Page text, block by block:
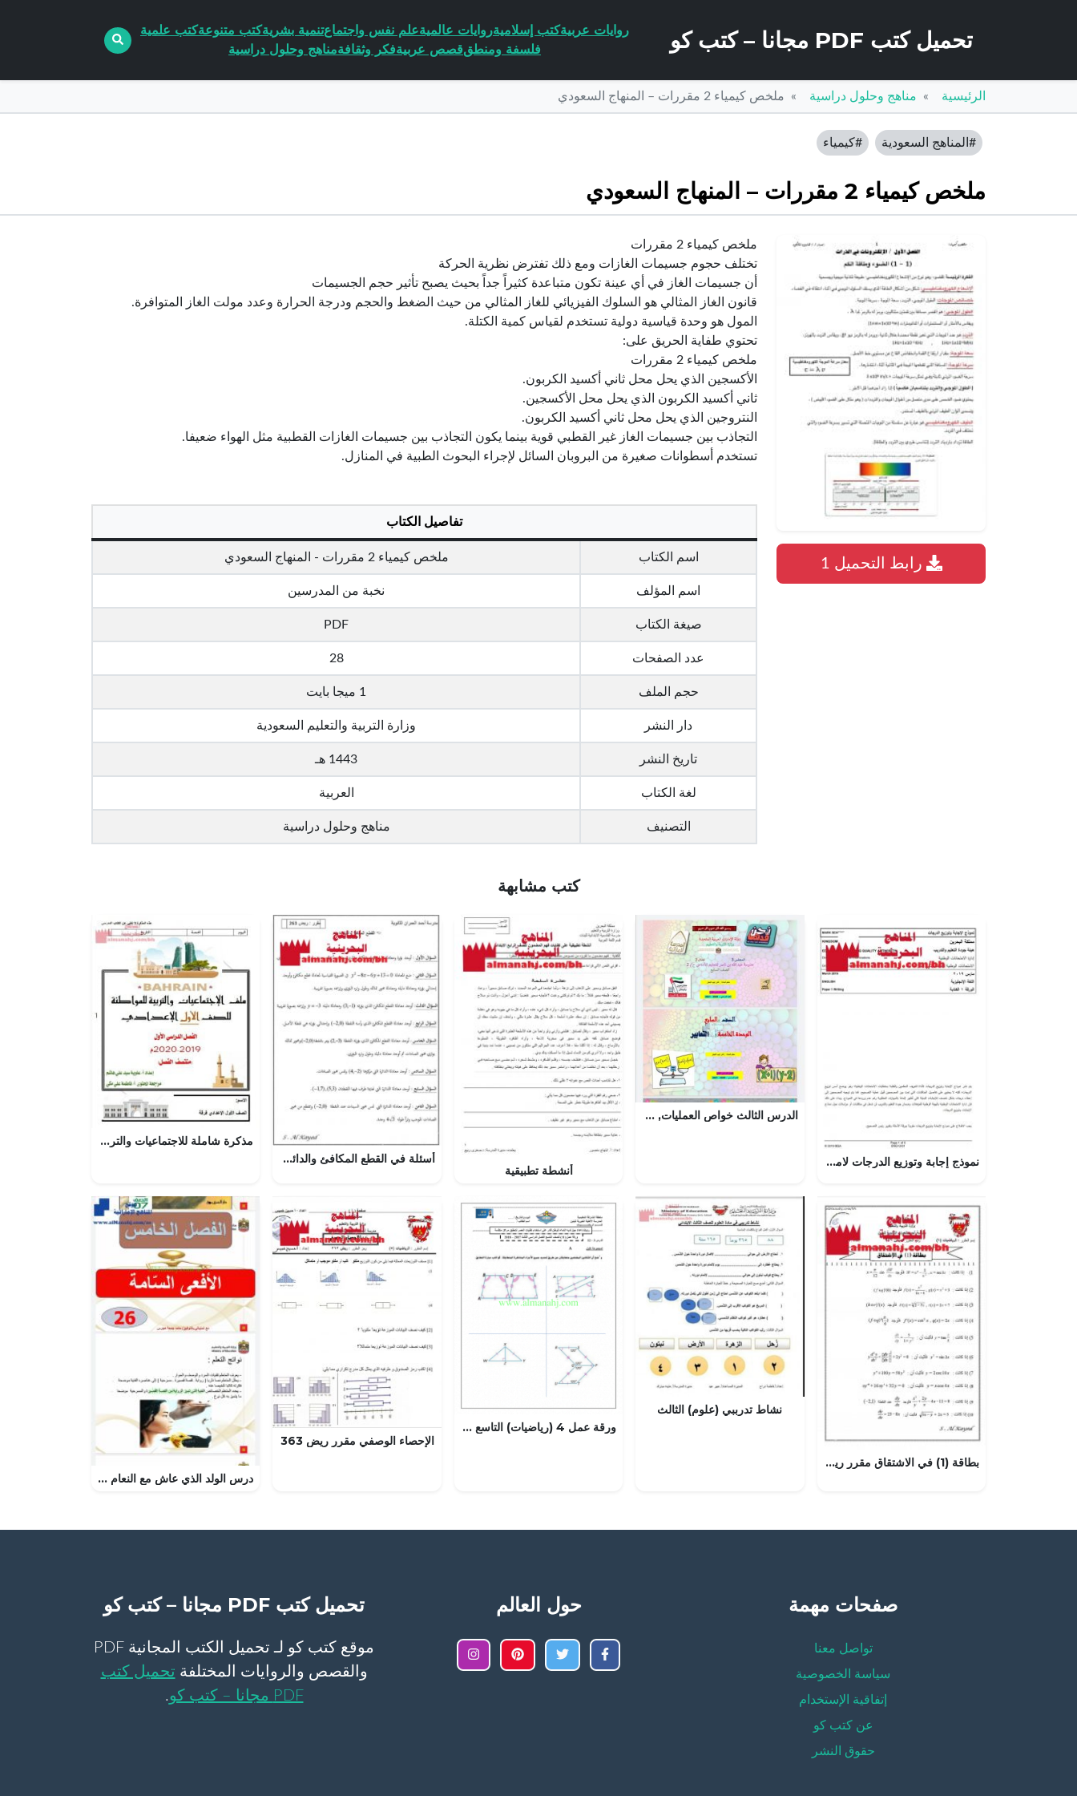
تحميل كتب PDF مجانا – كتب كو روايات عربيةكتب إسلاميةروايات عالميةعلم نفس واجتماعتنمية بشريةكتب متنوعةكتب علمية
فلسفة ومنطققصص عربيةفكر وثقافةمناهج وحلول دراسية
الرئيسية مناهج وحلول دراسية ملخص كيمياء 2 مقررات – المنهاج السعودي
#المناهج السعودية #كيمياء
ملخص كيمياء 2 مقررات – المنهاج السعودي
ملخص كيمياء 2 مقررات
تختلف حجوم جسيمات الغازات ومع ذلك تفترض نظرية الحركة
أن جسيمات الغاز في أي عينة تكون متباعدة كثيراً جداً بحيث يصبح تأثير حجم الجسيمات
قانون الغاز المثالي هو السلوك الفيزيائي للغاز المثالي من حيث الضغط والحجم ودرجة الحرارة وعدد مولت الغاز المتوافرة.
المول هو وحدة قياسية دولية تستخدم لقياس كمية الكتلة.
تحتوي طفاية الحريق على:
ملخص كيمياء 2 مقررات
الأكسجين الذي يحل محل ثاني أكسيد الكربون.
ثاني أكسيد الكربون الذي يحل محل الأكسجين.
النتروجين الذي يحل محل ثاني أكسيد الكربون.
التجاذب بين جسيمات الغاز غير القطبي قوية بينما يكون التجاذب بين جسيمات الغازات القطبية مثل الهواء ضعيفا.
تستخدم أسطوانات صغيرة من البروبان السائل لإجراء البحوث الطبية في المنازل.
تفاصيل الكتاب
اسم الكتاب ملخص كيمياء 2 مقررات - المنهاج السعودي
اسم المؤلف نخبة من المدرسين
صيغة الكتاب PDF
عدد الصفحات 28
حجم الملف 1 ميجا بايت
دار النشر وزارة التربية والتعليم السعودية
تاريخ النشر 1443 هـ
لغة الكتاب العربية
التصنيف مناهج وحلول دراسية
كتب مشابهة
نموذج إجابة وتوزيع الدرجات لامتحان وطني ورقة 1 الكتابة (لغة انجليزية) الثالث الثانوي
الدرس الثالث خواص العمليات, (رياضيات) السابع
أنشطة تطبيقية
أسئلة في القطع المكافئ والدائرة مقرر ريض 263
مذكرة شاملة للاجتماعيات والتربية للمواطنة (تربية للمواطنة) السابع
بطاقة (1) في الاشتقاق مقرر ريض 366 نموذج ثاني
نشاط تدرببي (علوم) الثالث
ورقة عمل 4 (رياضيات) التاسع العام
الإحصاء الوصفي مقرر ريض 363
درس الولد الذي عاش مع النعام الأفعى السامة مع الحل, (لغة عربية) السابع
صفحات مهمة
تواصل معنا
سياسة الخصوصية
إتفاقية الإستخدام
عن كتب كو
حقوق النشر
حول العالم تحميل كتب PDF مجانا – كتب كو
موقع كتب كو لـ تحميل الكتب المجانية PDF
والقصص والروايات المختلفة تحميل كتب
PDF مجانا – كتب كو
.